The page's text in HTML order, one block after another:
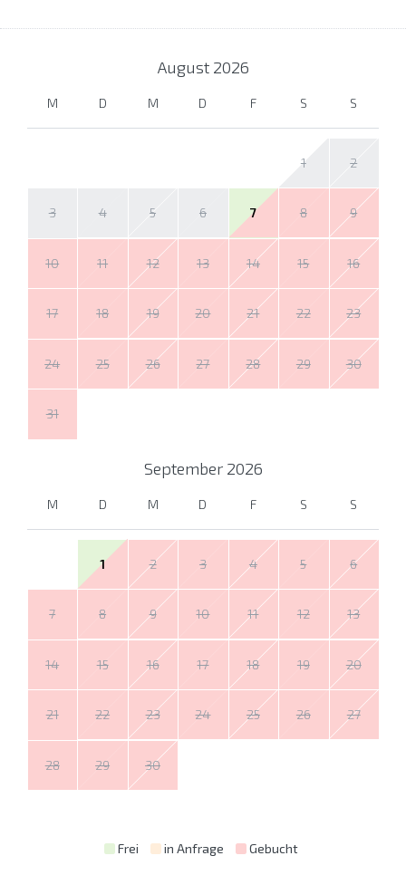
August 2026
M D M D F S S
1 2
3 4 5 6 7 8 9
10 11 12 13 14 15 16
17 18 19 20 21 22 23
24 25 26 27 28 29 30
31
September 2026
M D M D F S S
1 2 3 4 5 6
7 8 9 10 11 12 13
14 15 16 17 18 19 20
21 22 23 24 25 26 27
28 29 30
Frei in Anfrage Gebucht